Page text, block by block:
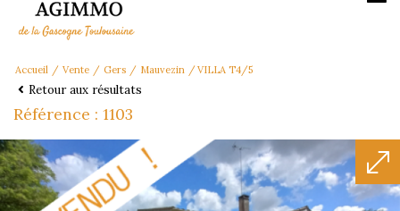
Accueil Vente Gers Mauvezin VILLA T4/5
Retour aux résultats
Référence : 1103